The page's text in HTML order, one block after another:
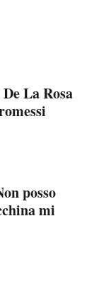
La Rosa
posso
mi